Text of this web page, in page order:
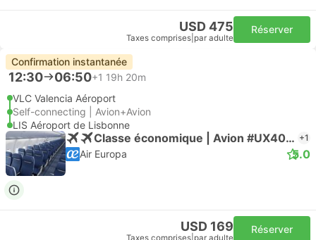
USD 475
Taxes comprises par adulte
Réserver
Confirmation instantanée
12:30 06:50+1 19h 20m
VLC Valencia Aéroport
Self-connecting | Avion+Avion
LIS Aéroport de Lisbonne
Classe économique | Avion #UX4064 +1
Air Europa 5.0
USD 169
Taxes comprises par adulte
Réserver